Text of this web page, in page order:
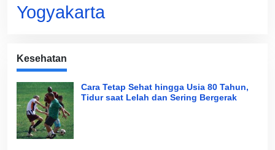
Yogyakarta
Kesehatan
Cara Tetap Sehat hingga Usia 80 Tahun,
Tidur saat Lelah dan Sering Bergerak